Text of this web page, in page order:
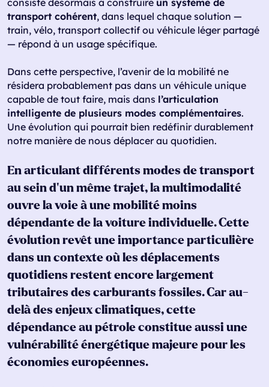
consiste désormais à construire un système de
transport cohérent, dans lequel chaque solution —
train, vélo, transport collectif ou véhicule léger partagé
— répond à un usage spécifique.
Dans cette perspective, l’avenir de la mobilité ne
résidera probablement pas dans un véhicule unique
capable de tout faire, mais dans l’articulation
intelligente de plusieurs modes complémentaires.
Une évolution qui pourrait bien redéfinir durablement
notre manière de nous déplacer au quotidien.
En articulant différents modes de transport
au sein d’un même trajet, la multimodalité
ouvre la voie à une mobilité moins
dépendante de la voiture individuelle. Cette
évolution revêt une importance particulière
dans un contexte où les déplacements
quotidiens restent encore largement
tributaires des carburants fossiles. Car au-
delà des enjeux climatiques, cette
dépendance au pétrole constitue aussi une
vulnérabilité énergétique majeure pour les
économies européennes.